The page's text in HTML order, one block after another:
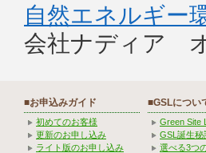
自然エネルギー
会社ナディア
■お申込みガイド
初めてのお客様
更新のお申し込み
ライト版のお申し込み
■GSLについ
Green Site
GSL誕生秘
選べる3つ